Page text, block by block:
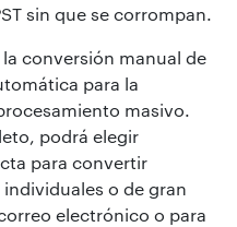
sin que se corrompan.
conversión manual de
para la
masivo.
podrá elegir
para convertir
individuales o de gran
electrónico o para